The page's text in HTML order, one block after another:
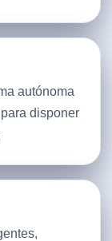
autónoma
disponer